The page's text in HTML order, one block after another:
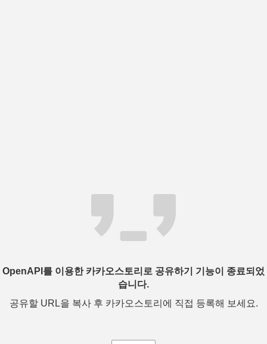
OpenAPI를 이용한 카카오스토리로 공유하기 기능이 종료되었
습니다.
공유할 URL을 복사 후 카카오스토리에 직접 등록해 보세요.